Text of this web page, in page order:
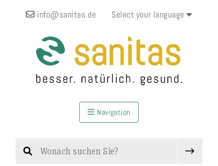
info@sanitas.de Select your language
Navigation